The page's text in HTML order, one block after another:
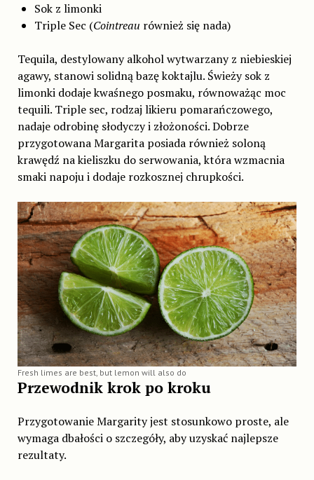
Sok z limonki
Triple Sec (Cointreau również się nada)
Tequila, destylowany alkohol wytwarzany z niebieskiej
agawy, stanowi solidną bazę koktajlu. Świeży sok z
limonki dodaje kwaśnego posmaku, równoważąc moc
tequili. Triple sec, rodzaj likieru pomarańczowego,
nadaje odrobinę słodyczy i złożoności. Dobrze
przygotowana Margarita posiada również soloną
krawędź na kieliszku do serwowania, która wzmacnia
smaki napoju i dodaje rozkosznej chrupkości.
Fresh limes are best, but lemon will also do
Przewodnik krok po kroku
Przygotowanie Margarity jest stosunkowo proste, ale
wymaga dbałości o szczegóły, aby uzyskać najlepsze
rezultaty.